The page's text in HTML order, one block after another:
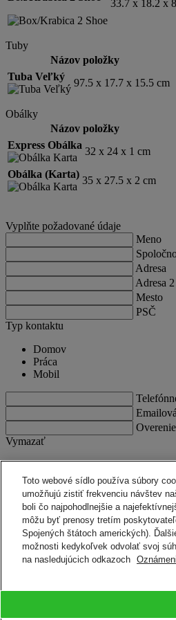
33.7 x 18.2 x
Tuby
Názov položky
Tuba Veľký
97.5 x 17.7 x 15.5 cm
Obálky
Názov položky
Express Obálka
32 x 24 x 1 cm
Obálka (Karta)
35 x 27.5 x 2 cm
Vyplňte požadované údaje
Meno
Adresa
Adresa 2
Mesto
PSČ
Typ kontaktu
Domov
Práca
Mobil
Vymazať
Ďakujeme
Obaly DHL nie sú vhodné pre
Späť na začiatok
KONTAKT A PODPORA
Pomoc a podpora
FAQs
Toto webové sídlo používa súbory
umožňujú zistiť frekvenciu návštev
boli čo najpohodlnejšie a
môžu byť prenosy tretím
Spojených štátoch amerických).
možnosti kedykoľvek odvolať svoj
na nasledujúcich odkazoch